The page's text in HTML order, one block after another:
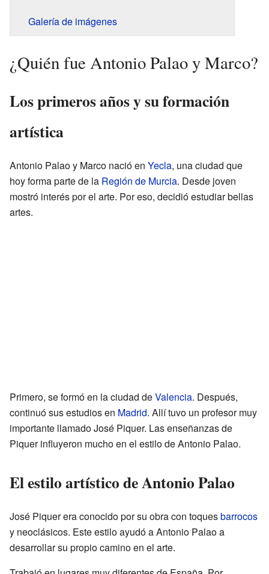
Galería de imágenes
¿Quién fue Antonio Palao y Marco?
Los primeros años y su formación
artística
Antonio Palao y Marco nació en Yecla, una ciudad que
hoy forma parte de la Región de Murcia. Desde joven
mostró interés por el arte. Por eso, decidió estudiar bellas
artes.
Primero, se formó en la ciudad deValencia. Después,
continuó sus estudios en Madrid. Allí tuvo un profesor muy
importante llamado José Piquer. Las enseñanzas de
Piquer influyeron mucho en el estilo de Antonio Palao.
El estilo artístico de Antonio Palao
José Piquer era conocido por su obra con toquesbarrocos
y neoclásicos. Este estilo ayudó a Antonio Palao a
desarrollar su propio camino en el arte.